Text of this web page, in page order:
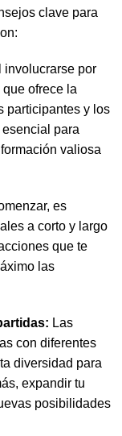
clave para
involucrarse por
ofrece la
participantes y los
para
valiosa
es
a corto y largo
que te
las
Las
con diferentes
diversidad para
expandir tu
posibilidades